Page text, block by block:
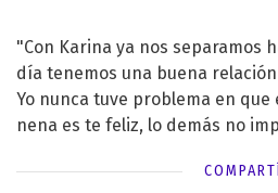
"Con Karina ya nos separamos
día tenemos una buena
Yo nunca tuve problema en que
nena es te feliz, lo demás no
COMPARTÍ